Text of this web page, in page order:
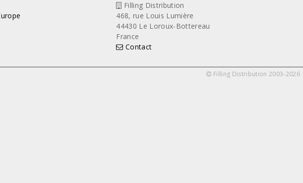
Filling Distribution
468, rue Louis Lumière
44430 Le Loroux-Bottereau
France
Contact
Filling Distribution 2003-2026